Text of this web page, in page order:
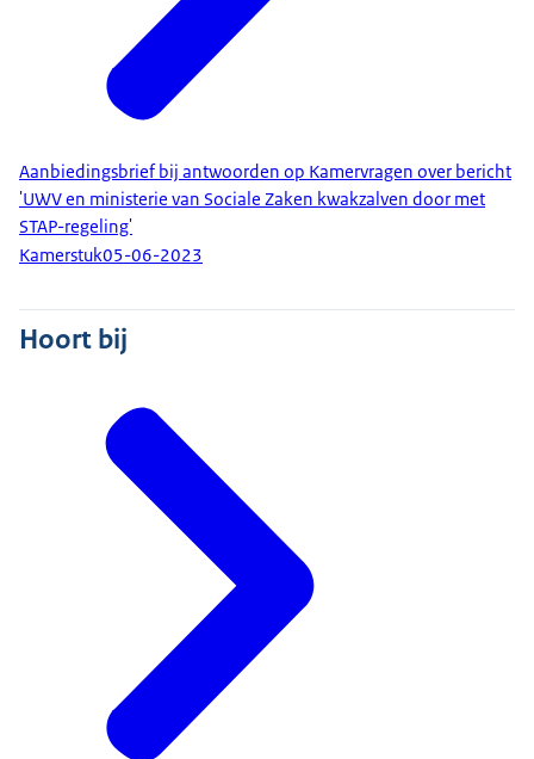
Aanbiedingsbrief bij antwoorden op Kamervragen over bericht
'UWV en ministerie van Sociale Zaken kwakzalven door met
STAP-regeling'
Kamerstuk05-06-2023
Hoort bij